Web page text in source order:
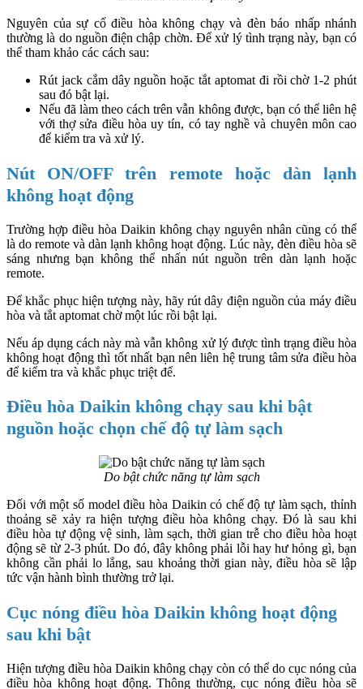
Nguyên của sự cố điều hòa không chạy và đèn báo nhấp nhánh
thường là do nguồn điện chập chờn. Để xử lý tình trạng này, bạn có
thể tham khảo các cách sau:
Rút jack cắm dây nguồn hoặc tắt aptomat đi rồi chờ 1-2 phút
sau đó bật lại.
Nếu đã làm theo cách trên vẫn không được, bạn có thể liên hệ
với thợ sửa điều hòa uy tín, có tay nghề và chuyên môn cao
để kiểm tra và xử lý.
Nút ON/OFF trên remote hoặc dàn lạnh
không hoạt động
Trường hợp điều hòa Daikin không chạy nguyên nhân cũng có thể
là do remote và dàn lạnh không hoạt động. Lúc này, đèn điều hòa sẽ
sáng nhưng bạn không thể nhấn nút nguồn trên dàn lạnh hoặc
remote.
Để khắc phục hiện tượng này, hãy rút dây điện nguồn của máy điều
hòa và tắt aptomat chờ một lúc rồi bật lại.
Nếu áp dụng cách này mà vẫn không xử lý được tình trạng điều hòa
không hoạt động thì tốt nhất bạn nên liên hệ trung tâm sửa điều hòa
để kiểm tra và khắc phục triệt để.
Điều hòa Daikin không chạy sau khi bật
nguồn hoặc chọn chế độ tự làm sạch
Do bật chức năng tự làm sạch
Đối với một số model điều hòa Daikin có chế độ tự làm sạch, thỉnh
thoảng sẽ xảy ra hiện tượng điều hòa không chạy. Đó là sau khi
điều hòa tự động vệ sinh, làm sạch, thời gian trễ cho điều hòa hoạt
động sẽ từ 2-3 phút. Do đó, đây không phải lỗi hay hư hỏng gì, bạn
không cần phải lo lắng, sau khoảng thời gian này, điều hòa sẽ lập
tức vận hành bình thường trở lại.
Cục nóng điều hòa Daikin không hoạt động
sau khi bật
Hiện tượng điều hòa Daikin không chạy còn có thể do cục nóng của
điều hòa không hoạt động. Thông thường, cục nóng điều hòa sẽ